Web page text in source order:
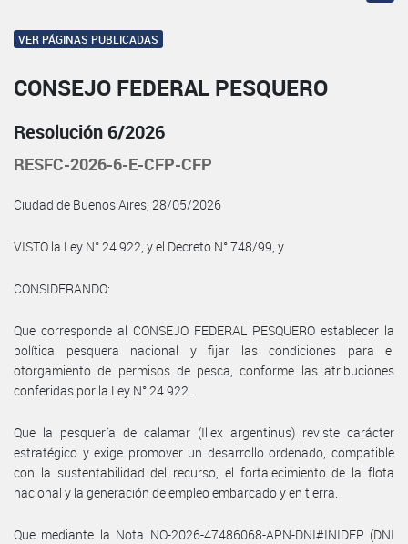
VER PÁGINAS PUBLICADAS
CONSEJO FEDERAL PESQUERO
Resolución 6/2026
RESFC-2026-6-E-CFP-CFP
Ciudad de Buenos Aires, 28/05/2026
VISTO la Ley N° 24.922, y el Decreto N° 748/99, y
CONSIDERANDO:
Que corresponde al CONSEJO FEDERAL PESQUERO establecer la
política pesquera nacional y fijar las condiciones para el
otorgamiento de permisos de pesca, conforme las atribuciones
conferidas por la Ley N° 24.922.
Que la pesquería de calamar (Illex argentinus) reviste carácter
estratégico y exige promover un desarrollo ordenado, compatible
con la sustentabilidad del recurso, el fortalecimiento de la flota
nacional y la generación de empleo embarcado y en tierra.
Que mediante la Nota NO-2026-47486068-APN-DNI#INIDEP (DNI